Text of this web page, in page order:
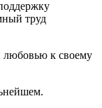
труд
к своему